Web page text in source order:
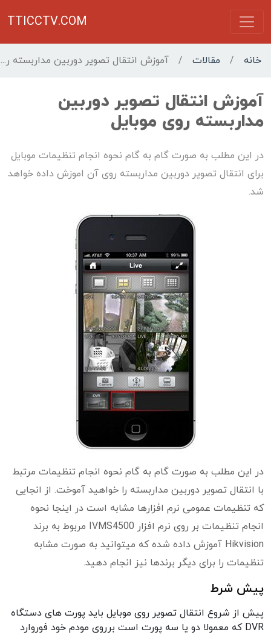
TTICCTV.COM
خانه / مقالات / آموزش انتقال تصویر دوربین مداربسته روی موبایل
آموزش انتقال تصویر دوربین
مداربسته روی موبایل
در این مطلب به صورت گام به گام نحوه انجام تنظیمات موبایل
برای انتقال تصویر دوربین مداربسته روی آن اموزش داده خواهد
شد.
در این مطلب به صورت گام به گام نحوه انجام تنظیمات مرتبط
با انتقال تصویر دوربین مداربسته را خواهید آموخت. از انجایی
که تنظیمات عمومی نرم افزارها مشابه است در اینجا نحوه
انجام تنظیمات بر روی نرم افزار IVMS4500 مربوط به برند
Hikvision آموزش داده شده که میتوانید به صورت مشابه
تنظیمات را برای دیگر برندها نیز انجام دهید.
پیش شرط
پیش از شروع انتقال تصویر روی موبایل باید پورت های دستگاه
DVR که معمولا دو یا سه پورت است برروی مودم خود فوروارد